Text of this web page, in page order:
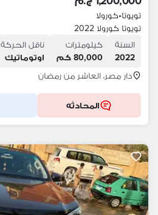
تويوتا•كورولا
تويوتا كورولا 2022
السنة
2022
كيلومترات
80,000 كم
ناقل الحركة
اوتوماتيك
دار مصر، العاشر من رمضان
المحادثه